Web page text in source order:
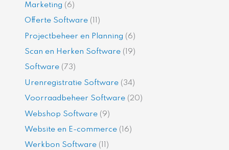
Marketing (6)
Offerte Software (11)
Projectbeheer en Planning (6)
Scan en Herken Software (19)
Software (73)
Urenregistratie Software (34)
Voorraadbeheer Software (20)
Webshop Software (9)
Website en E-commerce (16)
Werkbon Software (11)